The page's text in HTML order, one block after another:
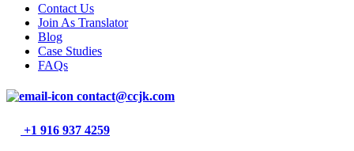
Contact Us
Join As Translator
Blog
Case Studies
FAQs
contact@ccjk.com
+1 916 937 4259